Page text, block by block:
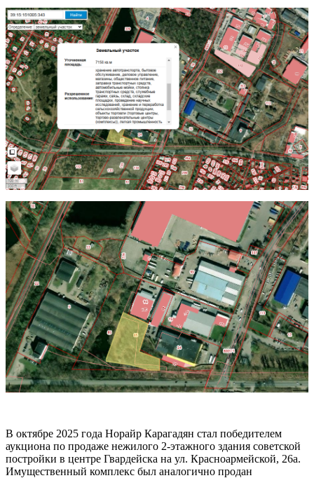
В октябре 2025 года Норайр Карагадян стал победителем
аукциона по продаже нежилого 2-этажного здания советской
постройки в центре Гвардейска на ул. Красноармейской, 26а.
Имущественный комплекс был аналогично продан